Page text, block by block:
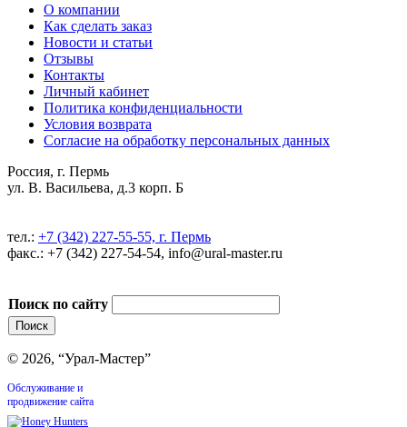
О компании
Как сделать заказ
Новости и статьи
Отзывы
Контакты
Личный кабинет
Политика конфиденциальности
Условия возврата
Согласие на обработку персональных данных
Россия, г. Пермь
ул. В. Васильева, д.3 корп. Б
тел.: +7 (342) 227-55-55, г. Пермь
факс.: +7 (342) 227-54-54, info@ural-master.ru
Поиск по сайту
© 2026, “Урал-Мастер”
Обслуживание и
продвижение сайта